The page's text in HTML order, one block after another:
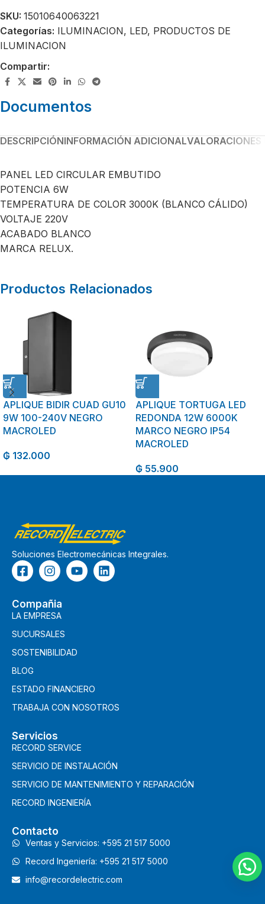
SKU: 15010640063221
Categorías: ILUMINACION, LED, PRODUCTOS DE
ILUMINACION
Compartir:
Documentos
DESCRIPCIÓNINFORMACIÓN ADICIONAL
PANEL LED CIRCULAR EMBUTIDO
POTENCIA 6W
TEMPERATURA DE COLOR 3000K (BLANCO CÁLIDO)
VOLTAJE 220V
ACABADO BLANCO
MARCA RELUX.
Productos Relacionados
APLIQUE BIDIR CUAD GU10
9W 100-240V NEGRO
MACROLED
₲ 132.000
APLIQUE TORTUGA LED
REDONDA 12W 6000K
MARCO NEGRO IP54
MACROLED
₲ 55.900
Soluciones Electromecánicas Integrales.
Compañia
LA EMPRESA
SUCURSALES
SOSTENIBILIDAD
BLOG
ESTADO FINANCIERO
TRABAJA CON NOSOTROS
Servicios
RECORD SERVICE
SERVICIO DE INSTALACIÓN
SERVICIO DE MANTENIMIENTO Y REPARACIÓN
RECORD INGENIERÍA
Contacto
Ventas y Servicios: +595 21 517 5000
Record Ingeniería: +595 21 517 5000
info@recordelectric.com